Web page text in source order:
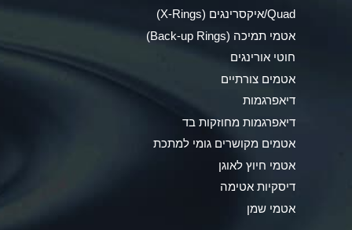
Ammonia Gas (hot)
Ammonium Carbonate (Aqueous)
Ammonium Chloride (Aqueous)
Ammonium Hydroxide (conc.)
Ammonium Nitrate (Aqueous)
Ammonium Nitrite (Aqueous)
Quad/איקסרינגים (X-Rings)
אטמי תמיכה (Back-up Rings)
חוטי אורינגים
אטמים צורתיים
דיאפרגמות
דיאפרגמות מחוזקות בד
אטמים מקושרים גומי למתכת
אטמי חיוץ לאוגן
דיסקיות אטימה
אטמי שמן